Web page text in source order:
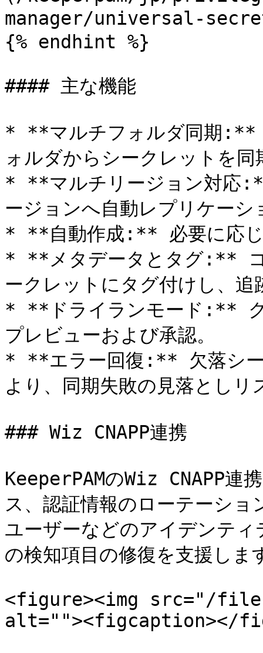
manager/universal-
{% endhint %}
#### 主な機能
* **マルチフォルダ同期:**
ォルダからシークレットを同
* **マルチリージョン対応
ージョンへ自動レプリケーシ
* **自動作成:** 必要に応
* **メタデータとタグ:** コ
ークレットにタグ付けし、追
* **ドライランモード:** ク
プレビューおよび承認。
* **エラー回復:** 欠落シー
より、同期失敗の見落としリ
### Wiz CNAPP連携
KeeperPAMのWiz CNAPP連
ス、認証情報のローテーシ
ユーザーなどのアイデンテ
の検知項目の修復を支援しま
<figure><img src="/
alt=""><figcaption></